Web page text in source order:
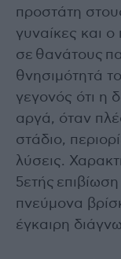
προστάτη
γυναίκες και
σε θανάτους
θνησιμότητά
γεγονός ότι η
αργά, όταν
στάδιο,
λύσεις.
5ετής
πνεύμονα
έγκαιρη